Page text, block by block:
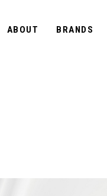
ABOUT BRANDS